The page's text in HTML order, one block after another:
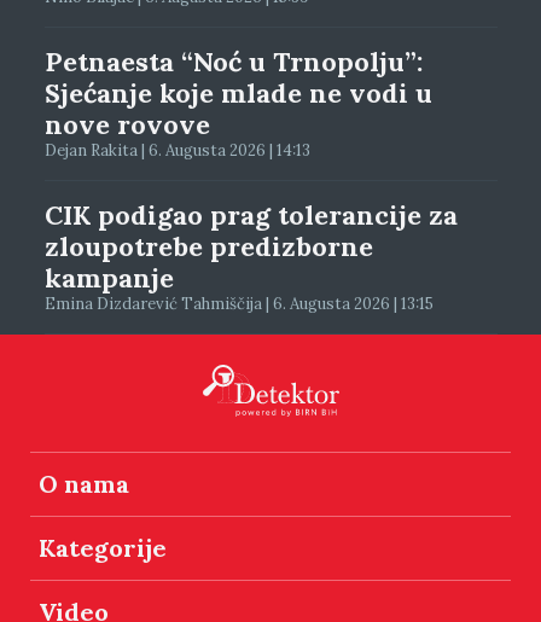
Petnaesta “Noć u Trnopolju”:
Sjećanje koje mlade ne vodi u
nove rovove
Dejan Rakita | 6. Augusta 2026 | 14:13
CIK podigao prag tolerancije za
zloupotrebe predizborne
kampanje
Emina Dizdarević Tahmiščija | 6. Augusta 2026 | 13:15
O nama
Kategorije
Video